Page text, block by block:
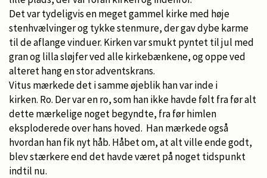
Det var tydeligvis en meget gammel kirke med høje
stenhvælvinger og tykke stenmure, der gav dybe karme
til de aflange vinduer. Kirken var smukt pyntet til jul med
gran og lilla sløjfer ved alle kirkebænkene, og oppe ved
alteret hang en stor adventskrans.
Vitus mærkede det i samme øjeblik han var inde i
kirken. Ro. Der var en ro, som han ikke havde følt fra før alt
dette mærkelige noget begyndte, fra før himlen
eksploderede over hans hoved. Han mærkede også
hvordan han fik nyt håb. Håbet om, at alt ville ende godt,
blev stærkere end det havde været på noget tidspunkt
indtil nu.